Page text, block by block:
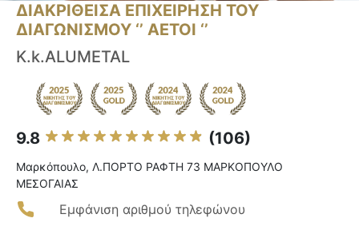
ΔΙΑΚΡΙΘΕΙΣΑ ΕΠΙΧΕΙΡΗΣΗ ΤΟΥ
ΔΙΑΓΩΝΙΣΜΟΥ ‘’ ΑΕΤΟΙ ‘’
Κ.k.ALUMETAL
9.8 (106)
Μαρκόπουλο, Λ.ΠΟΡΤΟ ΡΑΦΤΗ 73 ΜΑΡΚΟΠΟΥΛΟ
ΜΕΣΟΓΑΙΑΣ
Εμφάνιση αριθμού τηλεφώνου